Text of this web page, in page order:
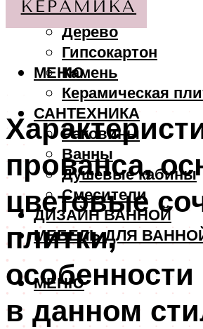
МАТЕРИАЛЫ
Дерево
Гипсокартон
Камень
Керамическая
САНТЕХНИКА
Раковины
Ванны
Душевые кабины
Смесители
ДИЗАЙН ВАННОЙ
МЕБЕЛЬ ДЛЯ
МЕНЮ
МЕНЮ
прованса,
цветовые
плитки,
особенности
в данном